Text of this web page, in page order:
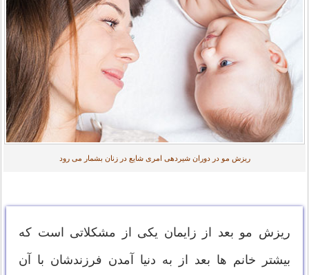
ریزش مو در دوران شیردهی امری شایع در زنان بشمار می رود
ریزش مو بعد از زایمان یکی از مشکلاتی است که
بیشتر خانم ها بعد از به دنیا آمدن فرزندشان با آن